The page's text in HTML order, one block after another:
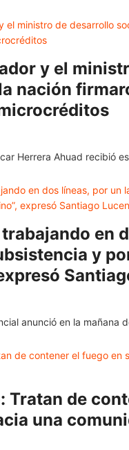
y el
nación
Herrera Ahuad recibió
trabajando en
y
anunció en la mañana
Tratan de
una